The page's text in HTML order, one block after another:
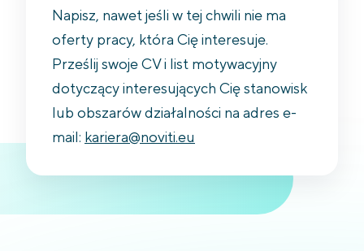
Napisz, nawet jeśli w tej chwili nie ma
oferty pracy, która Cię interesuje.
Prześlij swoje CV i list motywacyjny
dotyczący interesujących Cię stanowisk
lub obszarów działalności na adres e-
mail: kariera@noviti.eu